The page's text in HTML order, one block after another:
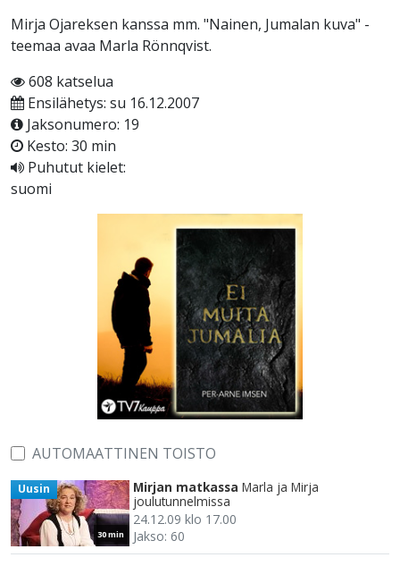
Mirja Ojareksen kanssa mm. "Nainen, Jumalan kuva" -
teemaa avaa Marla Rönnqvist.
608 katselua
Ensilähetys: su 16.12.2007
Jaksonumero: 19
Kesto: 30 min
Puhutut kielet:
suomi
AUTOMAATTINEN TOISTO
30 min
Uusin Mirjan matkassa Marla ja Mirja
joulutunnelmissa
24.12.09 klo 17.00
Jakso: 60